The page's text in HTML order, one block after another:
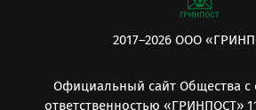
2017–2026 ООО
Официальный сайт Общества с
ответственностью «ГРИНПОСТ»